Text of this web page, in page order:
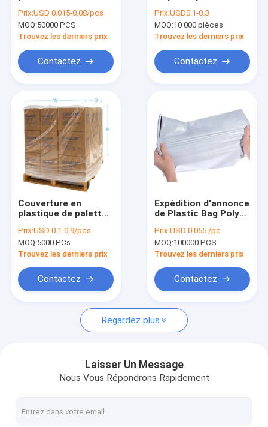
Produits
Au sujet de nous
Visite d'usine
Contrôle de qualité
Nouvelles
Demandez une citation
Poly sachet en plastique
sacs de rebut médicaux
Sacs de glace réutilisables
catégorie comestible
profondément
0.015mm 0.15mm
Prix:USD 0.015-0.08/pcs
MOQ:50000 PCS
Trouvez les derniers prix
Contactez
matelas taille
personnalisée
Prix:USD0.1-0.3
MOQ:10 000 pièces
Trouvez les derniers prix
Contactez
Couverture en
plastique de palette
poly revêtements en
plastique résistants
faits sur commande
Prix:USD 0.1-0.9/pcs
MOQ:5000 PCs
Trouvez les derniers prix
Contactez
Expédition d'annonce
de Plastic Bag Poly
HDPE 18X24cm de
LDPE MDPE
Prix:USD 0.055 /pc
MOQ:100000 PCS
Trouvez les derniers prix
Contactez
Regardez plus
Laisser Un Message
Nous Vous Répondrons Rapidement